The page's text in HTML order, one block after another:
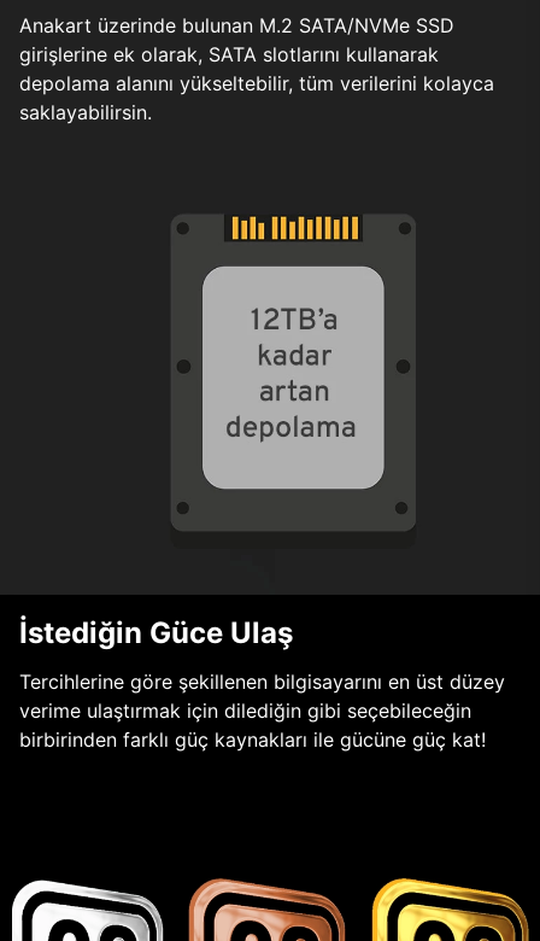
Anakart üzerinde bulunan M.2 SATA/NVMe SSD
girişlerine ek olarak, SATA slotlarını kullanarak
depolama alanını yükseltebilir, tüm verilerini kolayca
saklayabilirsin.
İstediğin Güce Ulaş
Tercihlerine göre şekillenen bilgisayarını en üst düzey
verime ulaştırmak için dilediğin gibi seçebileceğin
birbirinden farklı güç kaynakları ile gücüne güç kat!